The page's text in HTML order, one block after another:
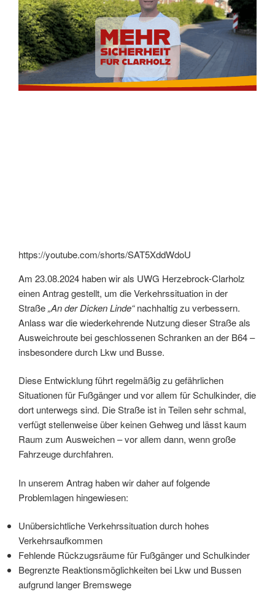
https://youtube.com/shorts/SAT5XddWdoU
Am 23.08.2024 haben wir als UWG Herzebrock-Clarholz
einen Antrag gestellt, um die Verkehrssituation in der
Straße„An der Dicken Linde“nachhaltig zu verbessern.
Anlass war die wiederkehrende Nutzung dieser Straße als
Ausweichroute bei geschlossenen Schranken an der B64 –
insbesondere durch Lkw und Busse.
Diese Entwicklung führt regelmäßig zu gefährlichen
Situationen für Fußgänger und vor allem für Schulkinder, die
dort unterwegs sind. Die Straße ist in Teilen sehr schmal,
verfügt stellenweise über keinen Gehweg und lässt kaum
Raum zum Ausweichen – vor allem dann, wenn große
Fahrzeuge durchfahren.
In unserem Antrag haben wir daher auf folgende
Problemlagen hingewiesen:
Unübersichtliche Verkehrssituation durch hohes
Verkehrsaufkommen
Fehlende Rückzugsräume für Fußgänger und Schulkinder
Begrenzte Reaktionsmöglichkeiten bei Lkw und Bussen
aufgrund langer Bremswege